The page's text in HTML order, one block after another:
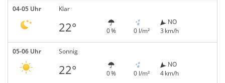
04-05 Uhr Klar
22° 0 % 0 l/m²
NO
3 km/h
05-06 Uhr Sonnig
22° 0 % 0 l/m²
NO
4 km/h